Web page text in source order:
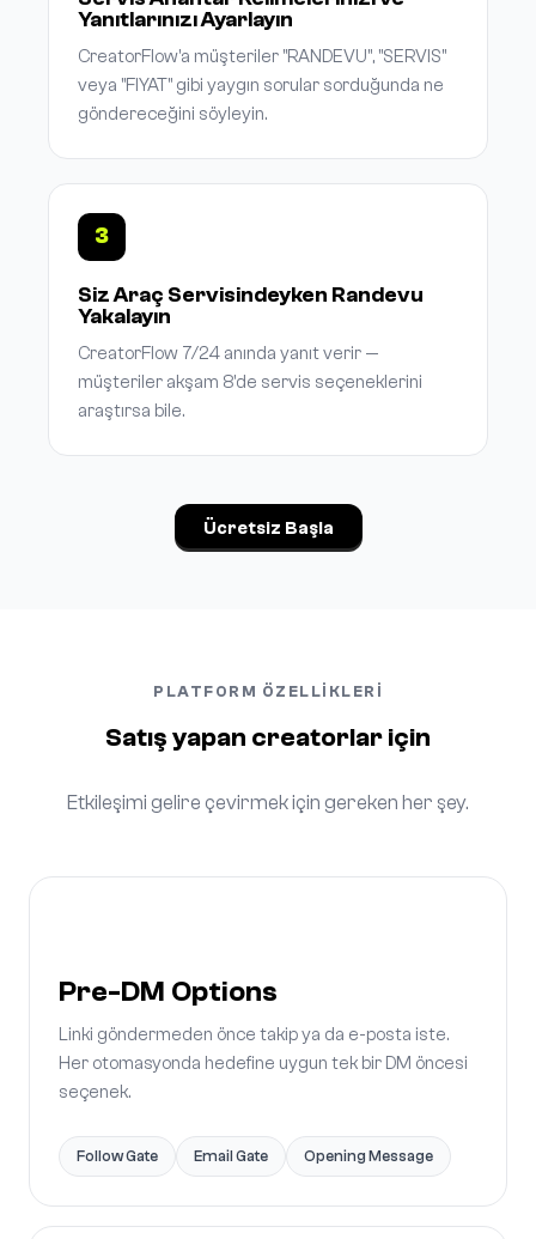
Yanıtlarınızı Ayarlayın
CreatorFlow'a müşteriler "RANDEVU", "SERVIS"
veya "FIYAT" gibi yaygın sorular sorduğunda ne
göndereceğini söyleyin.
3
Siz Araç Servisindeyken Randevu
Yakalayın
CreatorFlow 7/24 anında yanıt verir —
müşteriler akşam 8'de servis seçeneklerini
araştırsa bile.
Ücretsiz Başla
PLATFORM ÖZELLIKLERI
Satış yapan creatorlar için
Etkileşimi gelire çevirmek için gereken her şey.
Pre-DM Options
Linki göndermeden önce takip ya da e-posta iste.
Her otomasyonda hedefine uygun tek bir DM öncesi
seçenek.
Follow Gate Email Gate Opening Message